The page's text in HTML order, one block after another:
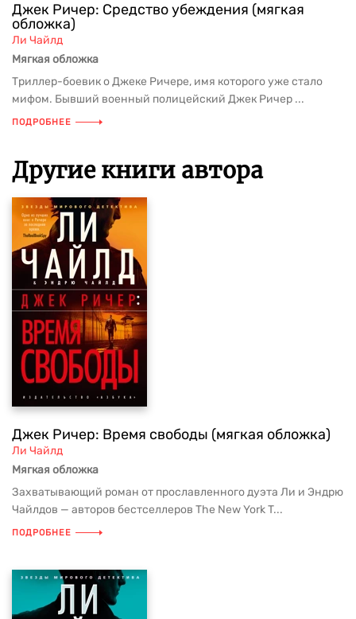
Джек Ричер: Средство убеждения (мягкая
обложка)
Ли Чайлд
Мягкая обложка
Триллер-боевик о Джеке Ричере, имя которого уже стало
мифом. Бывший военный полицейский Джек Ричер ...
ПОДРОБНЕЕ
Другие книги автора
Джек Ричер: Время свободы (мягкая обложка)
Ли Чайлд
Мягкая обложка
Захватывающий роман от прославленного дуэта Ли и Эндрю
Чайлдов — авторов бестселлеров The New York T...
ПОДРОБНЕЕ